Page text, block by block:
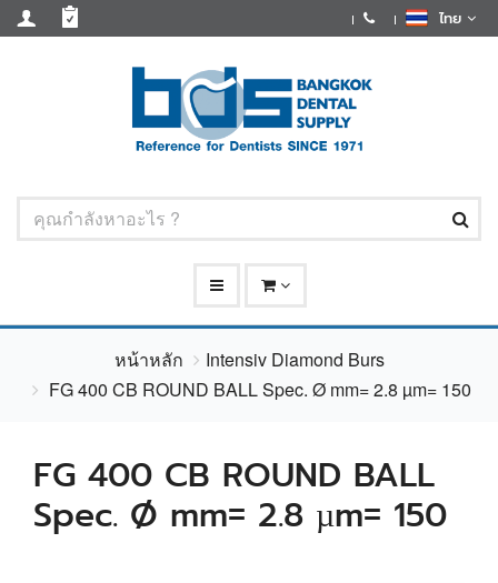
ไทย
หน้าหลัก
Intensiv Diamond Burs
FG 400 CB ROUND BALL Spec. Ø mm= 2.8 µm= 150
FG 400 CB ROUND BALL
Spec. Ø mm= 2.8 µm= 150